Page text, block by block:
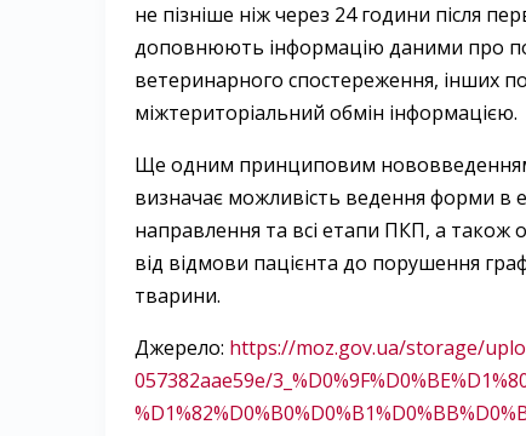
не пізніше ніж через 24 години після
доповнюють інформацію даними про
ветеринарного спостереження, інших
міжтериторіальний обмін інформацією.
Ще одним принциповим нововведенням
визначає можливість ведення форми в
направлення та всі етапи ПКП, а також
від відмови пацієнта до порушення
тварини.
Джерело: https://moz.gov.ua/storage/
057382aae59e/